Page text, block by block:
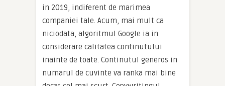
in 2019, indiferent de marimea
companiei tale. Acum, mai mult ca
niciodata, algoritmul Google ia in
considerare calitatea continutului
inainte de toate. Continutul generos in
numarul de cuvinte va ranka mai bine